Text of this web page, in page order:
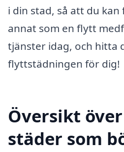
i din stad, så att du
annat som en flytt
tjänster idag, och hitta
flyttstädningen för dig!
Översikt
städer som